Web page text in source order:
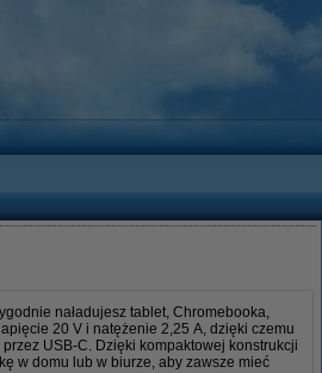
naładujesz tablet, Chromebooka,
20 V i natężenie 2,25 A, dzięki czemu
USB-C. Dzięki kompaktowej konstrukcji
w domu lub w biurze, aby zawsze mieć